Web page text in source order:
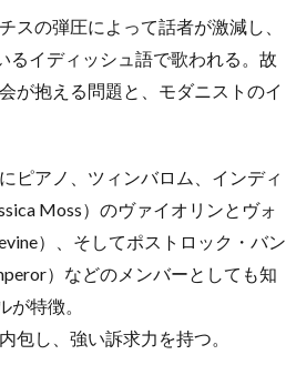
の弾圧によって話者が激減し、
るイディッシュ語で歌われる。故
が抱える問題と、モダニストのイ
ピアノ、ツィンバロム、インディ
Moss）のヴァイオリンとヴォ
）、そしてポストロック・バン
）などのメンバーとしても知
が特徴。
包し、強い訴求力を持つ。